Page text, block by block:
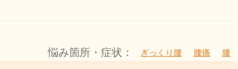
悩み箇所・症状： ぎっくり腰 腰痛 腰